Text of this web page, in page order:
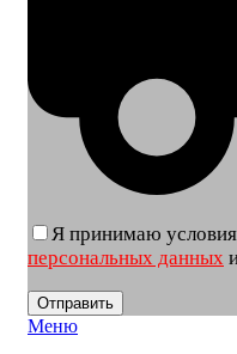
Я принимаю условия
персональных данных
Меню